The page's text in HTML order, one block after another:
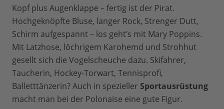
Kopf plus Augenklappe – fertig ist der Pirat.
Hochgeknöpfte Bluse, langer Rock, Strenger Dutt,
Schirm aufgespannt – los geht’s mit Mary Poppins.
Mit Latzhose, löchrigem Karohemd und Strohhut
gesellt sich die Vogelscheuche dazu. Skifahrer,
Taucherin, Hockey-Torwart, Tennisprofi,
Balletttänzerin? Auch in spezieller Sportausrüstung
macht man bei der Polonaise eine gute Figur.